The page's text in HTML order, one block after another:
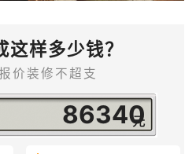
这样多少钱？
价装修不超支
135010